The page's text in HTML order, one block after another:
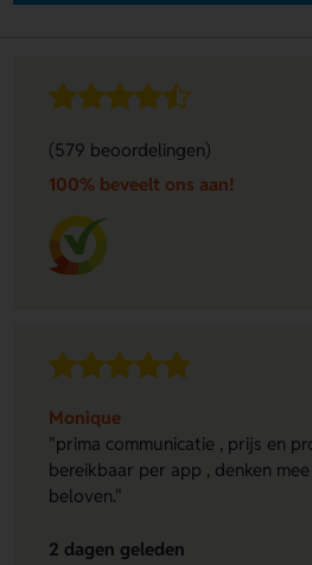
(579 beoordelingen)
100% beveelt ons aan!
Monique
"prima communicatie , prijs en
bereikbaar per app , denken
beloven."
2 dagen geleden